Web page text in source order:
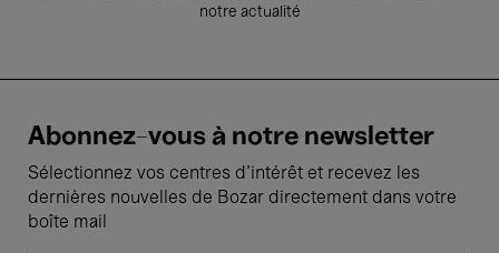
notre actualité
Abonnez-vous à notre newsletter
Sélectionnez vos centres d'intérêt et recevez les
dernières nouvelles de Bozar directement dans votre
boîte mail